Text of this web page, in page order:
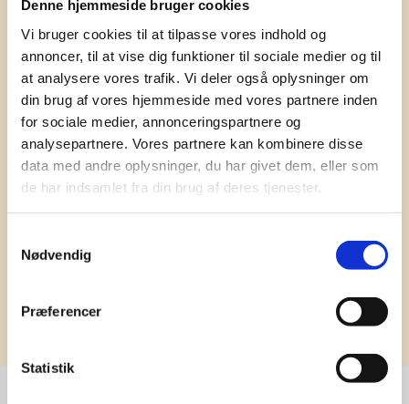
Denne hjemmeside bruger cookies
Vi bruger cookies til at tilpasse vores indhold og
annoncer, til at vise dig funktioner til sociale medier og til
at analysere vores trafik. Vi deler også oplysninger om
din brug af vores hjemmeside med vores partnere inden
for sociale medier, annonceringspartnere og
analysepartnere. Vores partnere kan kombinere disse
data med andre oplysninger, du har givet dem, eller som
de har indsamlet fra din brug af deres tjenester.
Nødvendig
Præferencer
Statistik
Få vores nyhedsbrev med
information om tilbud, nye varer og
andet godt
Kæmpe udvalg i klassiske og nyskabende gaveidéer
til din virksomhed. Vi kan det der med firmagaver, og
har ydet god personlig service til en
konkurrencedygtig pris siden 1991.